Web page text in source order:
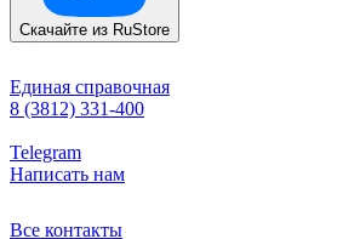
Скачайте из RuStore
Единая справочная
8 (3812) 331-400
Telegram
Написать нам
Все контакты